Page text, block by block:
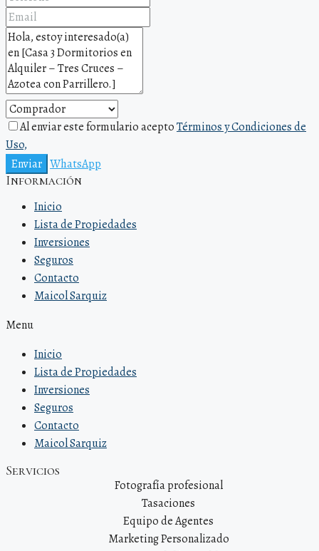
Al enviar este formulario aceptoTérminos y Condiciones de
Uso,
Enviar WhatsApp
Información
Inicio
Lista de Propiedades
Inversiones
Seguros
Contacto
Maicol Sarquiz
Menu
Inicio
Lista de Propiedades
Inversiones
Seguros
Contacto
Maicol Sarquiz
Servicios
Fotografía profesional
Tasaciones
Equipo de Agentes
Marketing Personalizado